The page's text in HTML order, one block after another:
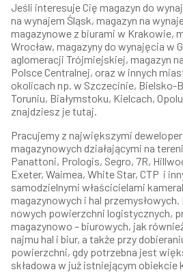
Jeśli interesuje Cię magazyn do
na wynajem Śląsk, magazyn na
magazynowe z biurami w Krakowie,
Wrocław, magazyny do wynajęcia w
aglomeracji Trójmiejskiej, magazyn
Polsce Centralnej, oraz w innych
okolicach np. w Szczecinie, Bielsko-
Toruniu, Białymstoku, Kielcach,
znajdziesz je tutaj.
Pracujemy z największymi
magazynowych działającymi na
Panattoni, Prologis, Segro, 7R,
Exeter, Waimea, White Star, CTP i
samodzielnymi właścicielami
magazynowych i hal
nowych powierzchni logistycznych,
magazynowo – biurowych, jak
najmu hal i biur, a także przy
powierzchni, gdy potrzebna jest
składowa w już istniejącym obiekcie